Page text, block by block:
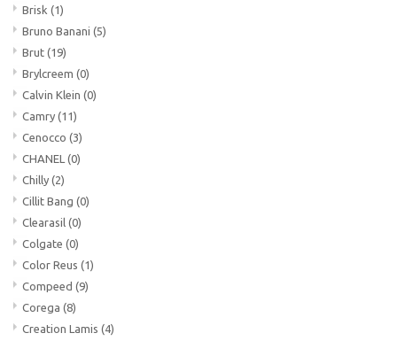
Brisk (1)
Bruno Banani (5)
Brut (19)
Brylcreem (0)
Calvin Klein (0)
Camry (11)
Cenocco (3)
CHANEL (0)
Chilly (2)
Cillit Bang (0)
Clearasil (0)
Colgate (0)
Color Reus (1)
Compeed (9)
Corega (8)
Creation Lamis (4)